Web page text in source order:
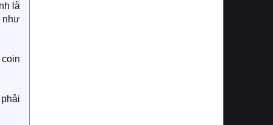
là
như